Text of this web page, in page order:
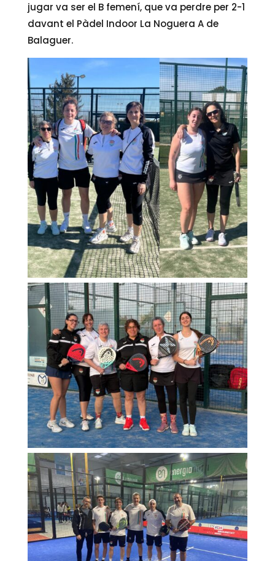
jugar va ser el B femení, que va perdre per 2-1
davant el Pàdel Indoor La Noguera A de
Balaguer.